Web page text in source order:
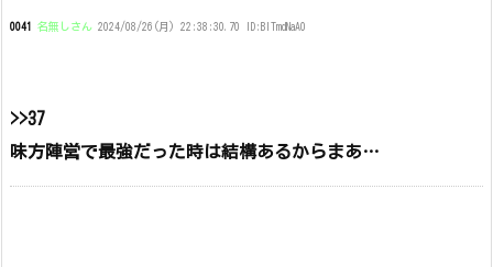
0041 名無しさん 2024/08/26(月) 22:38:30.70 ID:BlTmdNaA0
>>37
味方陣営で最強だった時は結構あるからまあ…